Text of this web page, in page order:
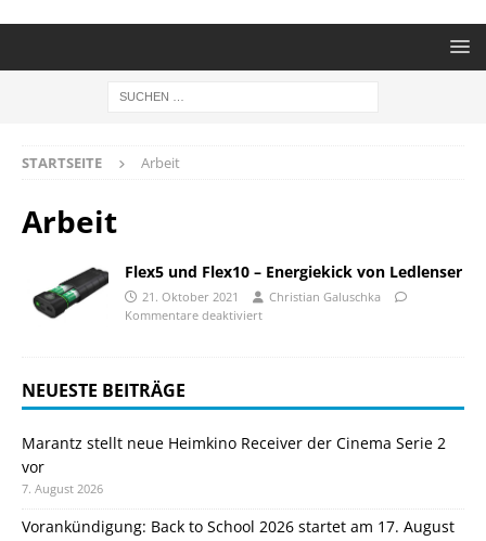
STARTSEITE Arbeit
Arbeit
Flex5 und Flex10 – Energiekick von Ledlenser
21. Oktober 2021
Christian Galuschka
Kommentare deaktiviert
NEUESTE BEITRÄGE
Marantz stellt neue Heimkino Receiver der Cinema Serie 2
vor
7. August 2026
Vorankündigung: Back to School 2026 startet am 17. August